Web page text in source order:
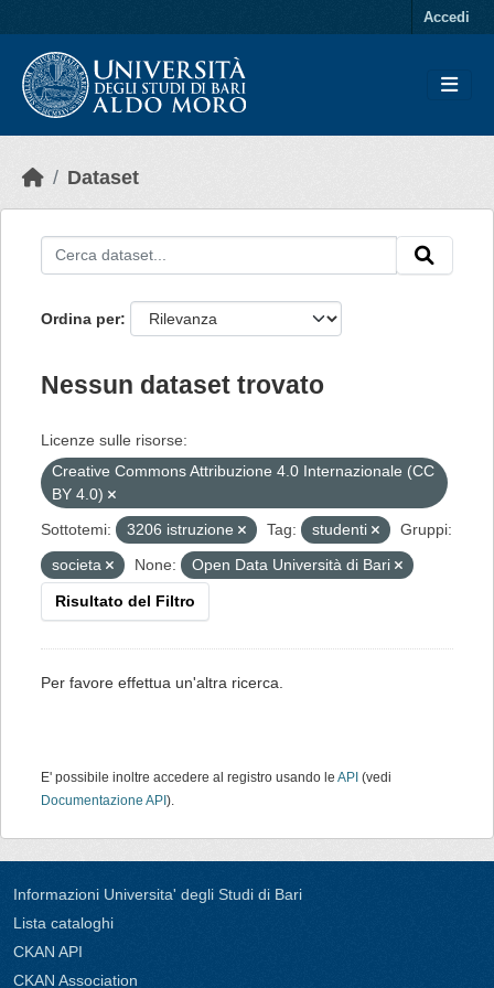
Accedi
Dataset
Ordina per
Nessun dataset trovato
Licenze sulle risorse:
Creative Commons Attribuzione 4.0 Internazionale (CC
BY 4.0)
Sottotemi:
3206 istruzione Tag: studenti
Gruppi:
societa
None: Open Data Università di Bari
Risultato del Filtro
Per favore effettua un'altra ricerca.
E' possibile inoltre accedere al registro usando le API (vedi
Documentazione API ).
Informazioni Universita' degli Studi di Bari
Lista cataloghi
CKAN API
CKAN Association